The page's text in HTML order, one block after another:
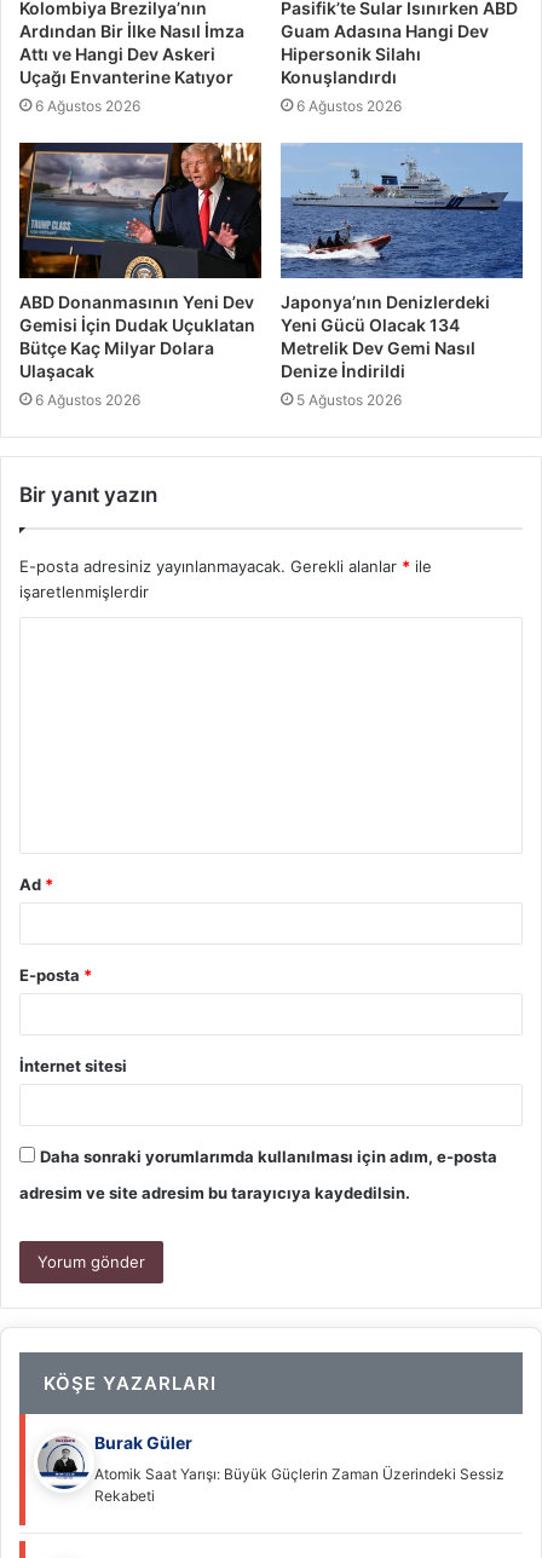
Kolombiya Brezilya’nın
Ardından Bir İlke Nasıl İmza
Attı ve Hangi Dev Askeri
Uçağı Envanterine Katıyor
6 Ağustos 2026
Pasifik’te Sular Isınırken ABD
Guam Adasına Hangi Dev
Hipersonik Silahı
Konuşlandırdı
6 Ağustos 2026
ABD Donanmasının Yeni Dev
Gemisi İçin Dudak Uçuklatan
Bütçe Kaç Milyar Dolara
Ulaşacak
6 Ağustos 2026
Japonya’nın Denizlerdeki
Yeni Gücü Olacak 134
Metrelik Dev Gemi Nasıl
Denize İndirildi
5 Ağustos 2026
Bir yanıt yazın
E-posta adresiniz yayınlanmayacak. Gerekli alanlar * ile
işaretlenmişlerdir
Ad *
E-posta *
İnternet sitesi
Daha sonraki yorumlarımda kullanılması için adım, e-posta
adresim ve site adresim bu tarayıcıya kaydedilsin.
KÖŞE YAZARLARI
Burak Güler
Atomik Saat Yarışı: Büyük Güçlerin Zaman Üzerindeki Sessiz
Rekabeti